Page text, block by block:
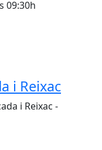
09:30h
i Reixac
i Reixac -